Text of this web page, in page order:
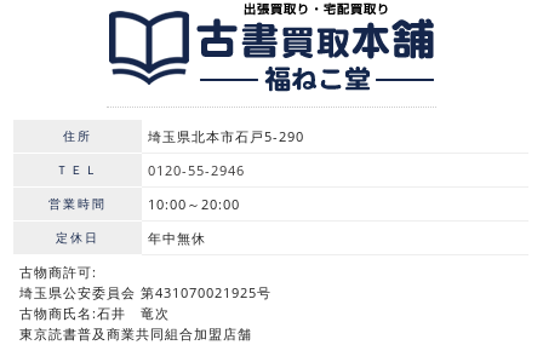
住所 埼玉県北本市石戸5-290
ＴＥＬ 0120-55-2946
営業時間 10:00～20:00
定休日
年中無休
古物商許可:
埼玉県公安委員会 第431070021925号
古物商氏名:石井 竜次
東京読書普及商業共同組合加盟店舗